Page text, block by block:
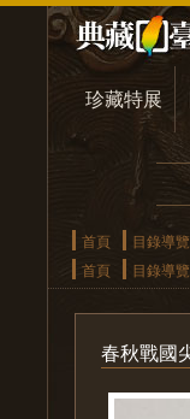
珍藏特展
首頁 目錄導覽
首頁
目錄導覽
春秋戰國